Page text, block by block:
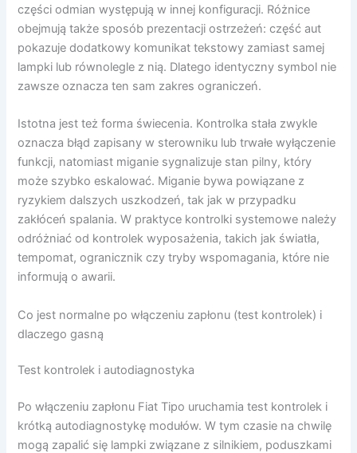
części odmian występują w innej konfiguracji. Różnice
obejmują także sposób prezentacji ostrzeżeń: część aut
pokazuje dodatkowy komunikat tekstowy zamiast samej
lampki lub równolegle z nią. Dlatego identyczny symbol nie
zawsze oznacza ten sam zakres ograniczeń.
Istotna jest też forma świecenia. Kontrolka stała zwykle
oznacza błąd zapisany w sterowniku lub trwałe wyłączenie
funkcji, natomiast miganie sygnalizuje stan pilny, który
może szybko eskalować. Miganie bywa powiązane z
ryzykiem dalszych uszkodzeń, tak jak w przypadku
zakłóceń spalania. W praktyce kontrolki systemowe należy
odróżniać od kontrolek wyposażenia, takich jak światła,
tempomat, ogranicznik czy tryby wspomagania, które nie
informują o awarii.
Co jest normalne po włączeniu zapłonu (test kontrolek) i
dlaczego gasną
Test kontrolek i autodiagnostyka
Po włączeniu zapłonu Fiat Tipo uruchamia test kontrolek i
krótką autodiagnostykę modułów. W tym czasie na chwilę
mogą zapalić się lampki związane z silnikiem, poduszkami